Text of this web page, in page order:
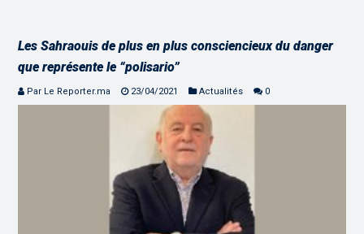
Les Sahraouis de plus en plus consciencieux du danger
que représente le “polisario”
Par Le Reporter.ma 23/04/2021 Actualités 0